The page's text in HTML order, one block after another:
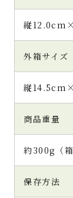
縦
外箱サイズ
縦
商品重量
約300g（箱
保存方法